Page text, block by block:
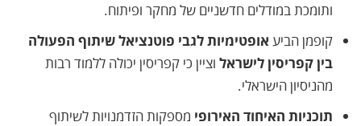
ותומכת במודלים חדשניים של מחקר ופיתוח.
קופמן הביע אופטימיות לגבי פוטנציאל שיתוף הפעולה
בין קפריסין לישראל וציין כי קפריסין יכולה ללמוד רבות
מהניסיון הישראלי.
תוכניות האיחוד האירופי מספקות הזדמנויות לשיתוף